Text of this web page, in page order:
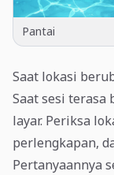
Pantai
Saat lokasi
Saat sesi terasa
layar. Periksa
perlengkapan,
Pertanyaannya